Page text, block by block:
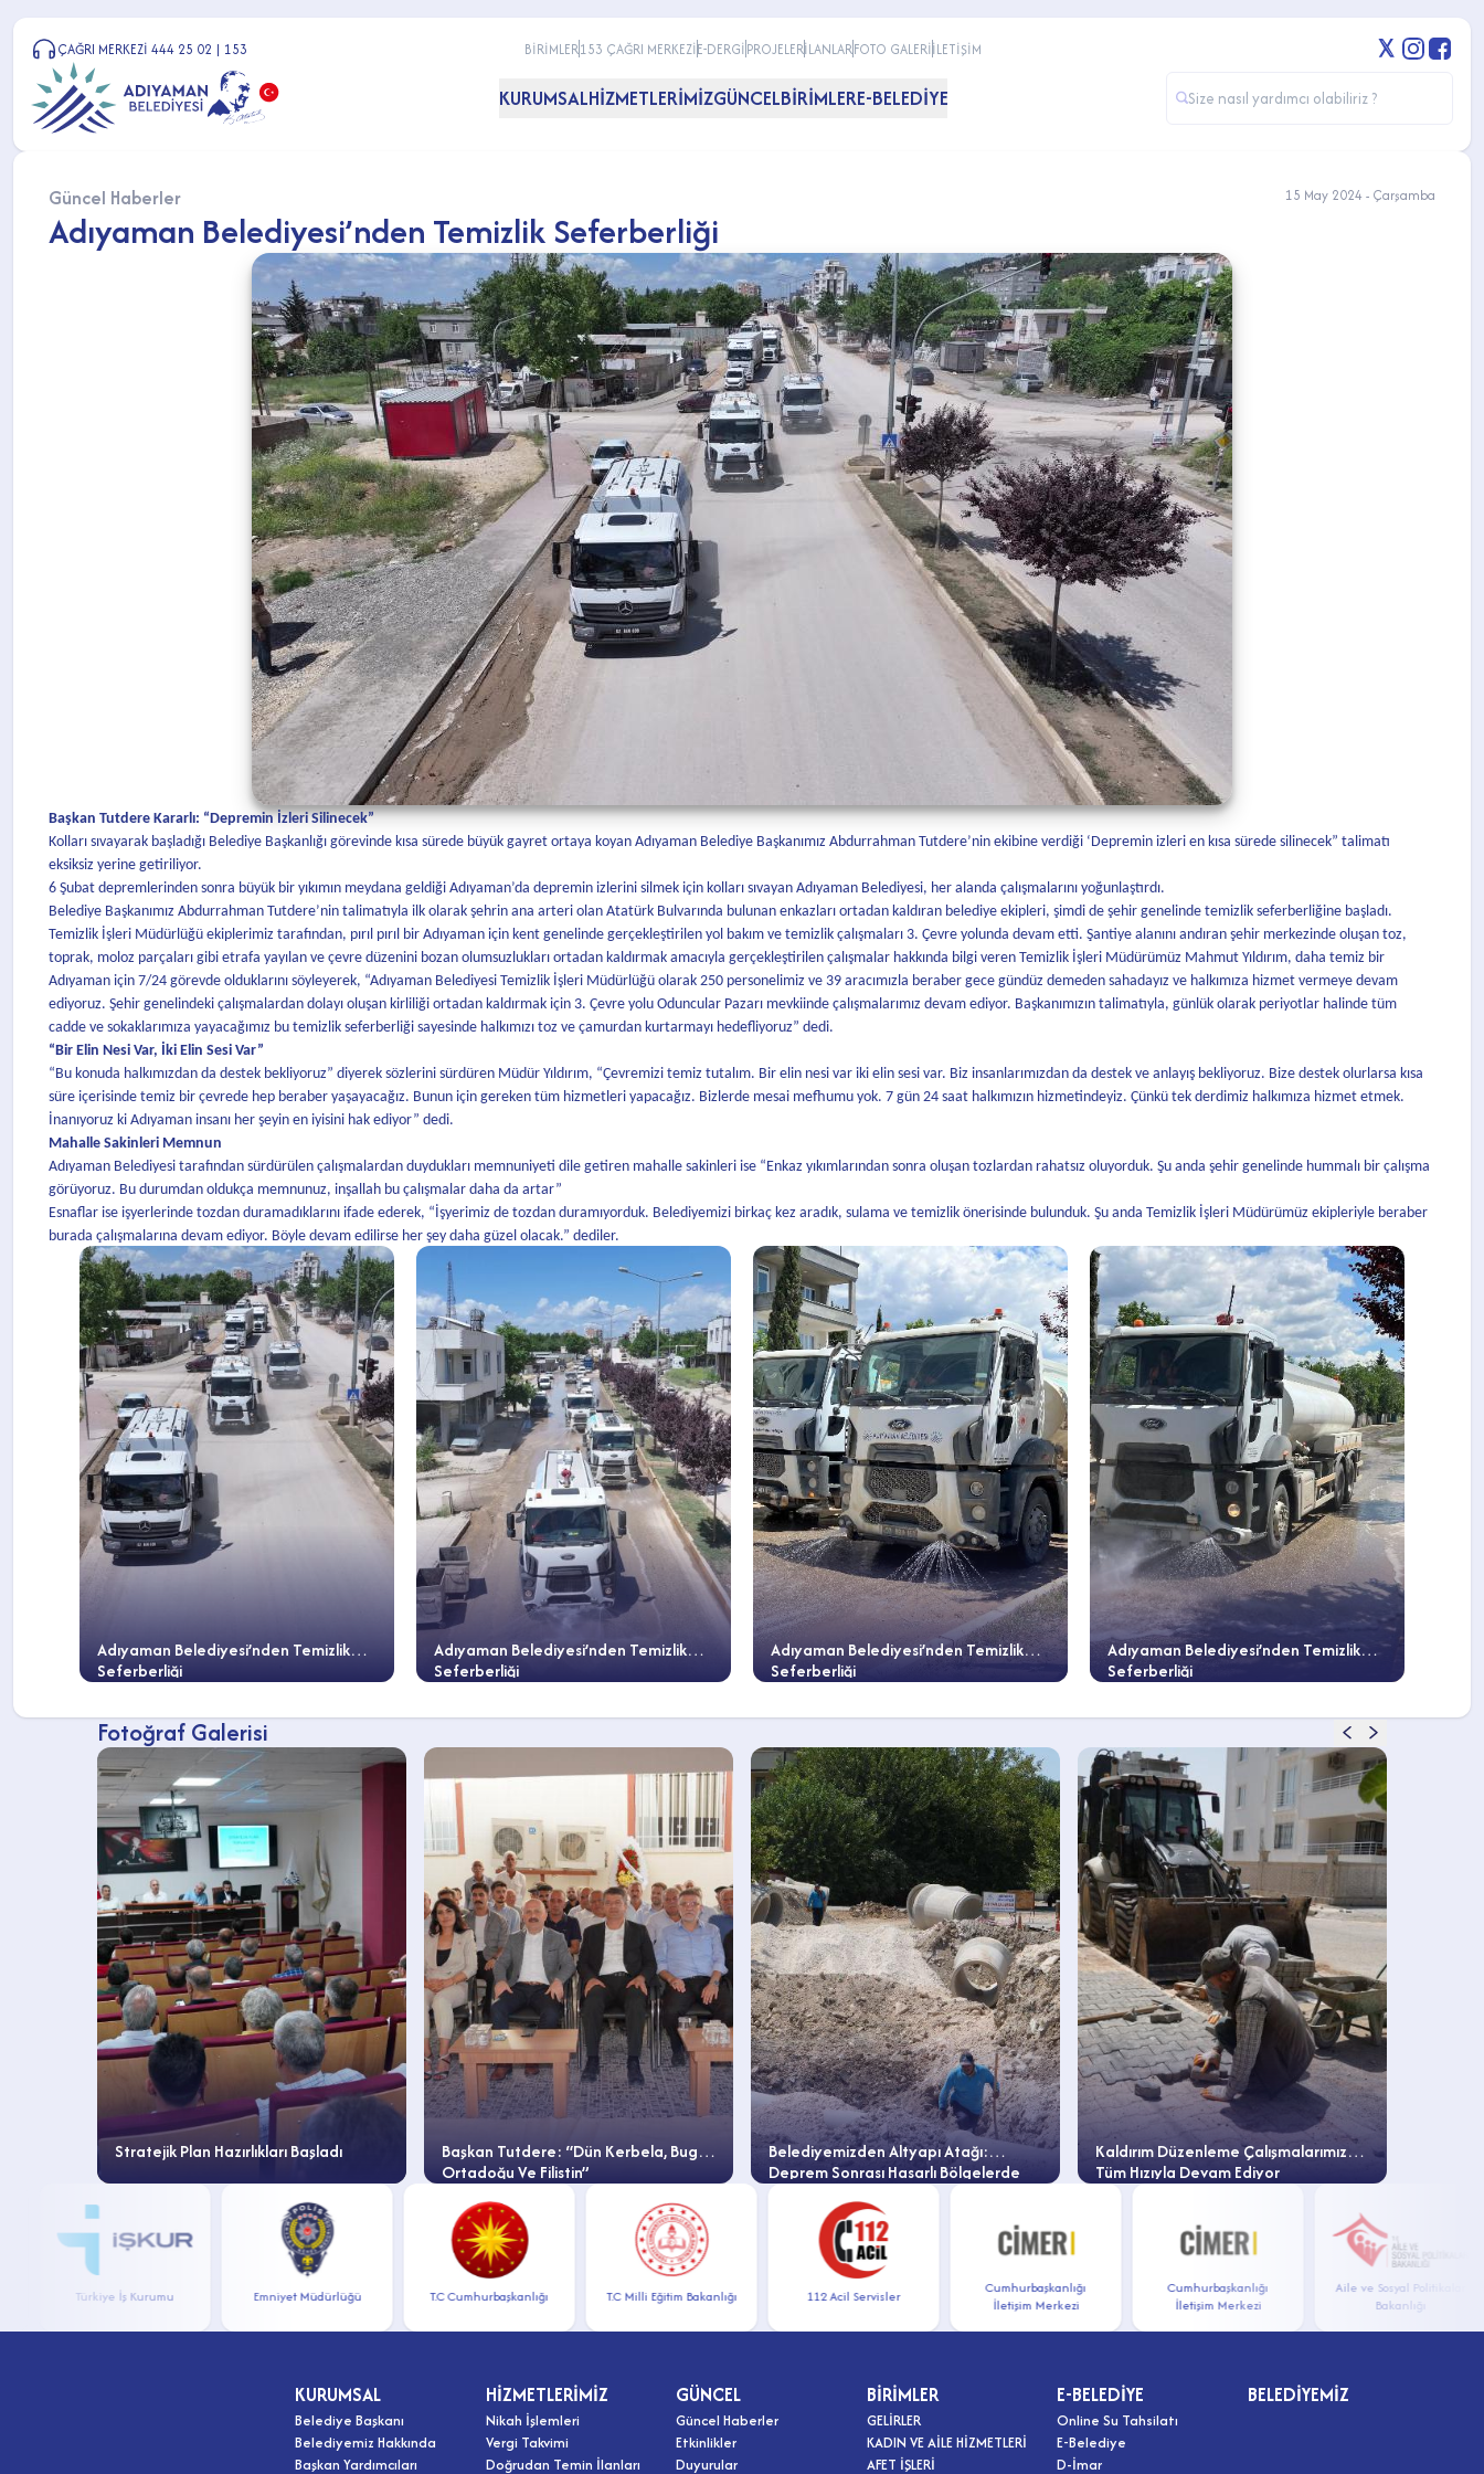
ÇAĞRI MERKEZİ 444 25 02 | 153 BİRİMLER153 ÇAĞRI MERKEZİE-DERGİPROJELERİLANLARFOTO GALERİİLETİŞİM
KURUMSALHİZMETLERİMİZGÜNCELBİRİMLERE-BELEDİYE
Güncel Haberler 15 May 2024 - Çarşamba
Adıyaman Belediyesi’nden Temizlik Seferberliği
Başkan Tutdere Kararlı: “Depremin İzleri Silinecek”
Kolları sıvayarak başladığı Belediye Başkanlığı görevinde kısa sürede büyük gayret ortaya koyan Adıyaman Belediye Başkanımız Abdurrahman Tutdere’nin ekibine verdiği ‘Depremin izleri en kısa sürede silinecek” talimatı
eksiksiz yerine getiriliyor.
6 Şubat depremlerinden sonra büyük bir yıkımın meydana geldiği Adıyaman’da depremin izlerini silmek için kolları sıvayan Adıyaman Belediyesi, her alanda çalışmalarını yoğunlaştırdı.
Belediye Başkanımız Abdurrahman Tutdere’nin talimatıyla ilk olarak şehrin ana arteri olan Atatürk Bulvarında bulunan enkazları ortadan kaldıran belediye ekipleri, şimdi de şehir genelinde temizlik seferberliğine başladı.
Temizlik İşleri Müdürlüğü ekiplerimiz tarafından, pırıl pırıl bir Adıyaman için kent genelinde gerçekleştirilen yol bakım ve temizlik çalışmaları 3. Çevre yolunda devam etti. Şantiye alanını andıran şehir merkezinde oluşan toz,
toprak, moloz parçaları gibi etrafa yayılan ve çevre düzenini bozan olumsuzlukları ortadan kaldırmak amacıyla gerçekleştirilen çalışmalar hakkında bilgi veren Temizlik İşleri Müdürümüz Mahmut Yıldırım, daha temiz bir
Adıyaman için 7/24 görevde olduklarını söyleyerek, “Adıyaman Belediyesi Temizlik İşleri Müdürlüğü olarak 250 personelimiz ve 39 aracımızla beraber gece gündüz demeden sahadayız ve halkımıza hizmet vermeye devam
ediyoruz. Şehir genelindeki çalışmalardan dolayı oluşan kirliliği ortadan kaldırmak için 3. Çevre yolu Oduncular Pazarı mevkiinde çalışmalarımız devam ediyor. Başkanımızın talimatıyla, günlük olarak periyotlar halinde tüm
cadde ve sokaklarımıza yayacağımız bu temizlik seferberliği sayesinde halkımızı toz ve çamurdan kurtarmayı hedefliyoruz” dedi.
“Bir Elin Nesi Var, İki Elin Sesi Var”
“Bu konuda halkımızdan da destek bekliyoruz” diyerek sözlerini sürdüren Müdür Yıldırım, “Çevremizi temiz tutalım. Bir elin nesi var iki elin sesi var. Biz insanlarımızdan da destek ve anlayış bekliyoruz. Bize destek olurlarsa kısa
süre içerisinde temiz bir çevrede hep beraber yaşayacağız. Bunun için gereken tüm hizmetleri yapacağız. Bizlerde mesai mefhumu yok. 7 gün 24 saat halkımızın hizmetindeyiz. Çünkü tek derdimiz halkımıza hizmet etmek.
İnanıyoruz ki Adıyaman insanı her şeyin en iyisini hak ediyor” dedi.
Mahalle Sakinleri Memnun
Adıyaman Belediyesi tarafından sürdürülen çalışmalardan duydukları memnuniyeti dile getiren mahalle sakinleri ise “Enkaz yıkımlarından sonra oluşan tozlardan rahatsız oluyorduk. Şu anda şehir genelinde hummalı bir çalışma
görüyoruz. Bu durumdan oldukça memnunuz, inşallah bu çalışmalar daha da artar”
Esnaflar ise işyerlerinde tozdan duramadıklarını ifade ederek, “İşyerimiz de tozdan duramıyorduk. Belediyemizi birkaç kez aradık, sulama ve temizlik önerisinde bulunduk. Şu anda Temizlik İşleri Müdürümüz ekipleriyle beraber
burada çalışmalarına devam ediyor. Böyle devam edilirse her şey daha güzel olacak.” dediler.
Adıyaman Belediyesi’nden Temizlik
Seferberliği
Adıyaman Belediyesi’nden Temizlik
Seferberliği
Adıyaman Belediyesi’nden Temizlik
Seferberliği
Adıyaman Belediyesi’nden Temizlik
Seferberliği
Fotoğraf Galerisi
Stratejik Plan Hazırlıkları Başladı
Başkan Tutdere: “Dün Kerbela, Bugün
Ortadoğu Ve Filistin”
Belediyemizden Altyapı Atağı:
Deprem Sonrası Hasarlı Bölgelerde
Kaldırım Düzenleme Çalışmalarımız
Tüm Hızıyla Devam Ediyor
Türkiye İş Kurumu Emniyet Müdürlüğü T.C Cumhurbaşkanlığı T.C Milli Eğitim Bakanlığı 112 Acil Servisler
Cumhurbaşkanlığı
İletişim Merkezi
Cumhurbaşkanlığı
İletişim Merkezi
Aile ve Sosyal Politikalar
Bakanlığı
KURUMSAL
Belediye Başkanı
Belediyemiz Hakkında
Başkan Yardımcıları
HİZMETLERİMİZ
Nikah İşlemleri
Vergi Takvimi
Doğrudan Temin İlanları
GÜNCEL
Güncel Haberler
Etkinlikler
Duyurular
BİRİMLER
GELİRLER
KADIN VE AİLE HİZMETLERİ
AFET İŞLERİ
E-BELEDİYE
Online Su Tahsilatı
E-Belediye
D-İmar
BELEDİYEMİZ